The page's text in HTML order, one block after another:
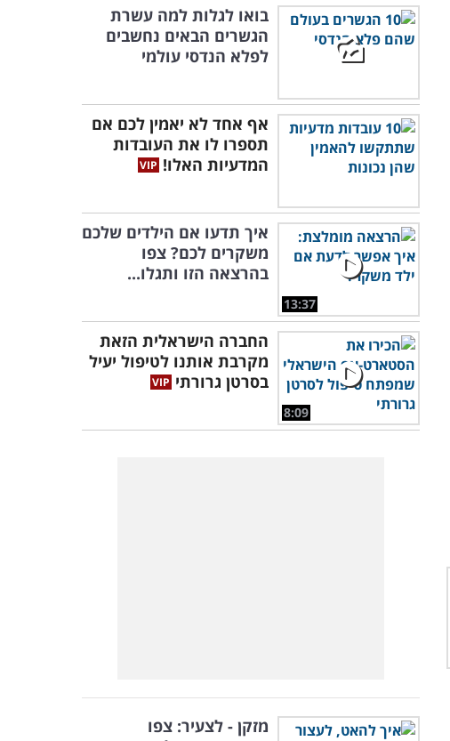
בואו לגלות למה עשרת
הגשרים הבאים נחשבים
לפלא הנדסי עולמי
אף אחד לא יאמין לכם אם
תספרו לו את העובדות
המדעיות האלו!
13:37
איך תדעו אם הילדים שלכם
משקרים לכם? צפו
בהרצאה הזו ותגלו...
8:09
החברה הישראלית הזאת
מקרבת אותנו לטיפול יעיל
בסרטן גרורתי
מזקן - לצעיר: צפו